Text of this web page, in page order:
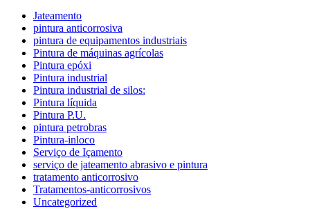
Jateamento
pintura anticorrosiva
pintura de equipamentos industriais
Pintura de máquinas agrícolas
Pintura epóxi
Pintura industrial
Pintura industrial de silos:
Pintura líquida
Pintura P.U.
pintura petrobras
Pintura-inloco
Serviço de Içamento
serviço de jateamento abrasivo e pintura
tratamento anticorrosivo
Tratamentos-anticorrosivos
Uncategorized